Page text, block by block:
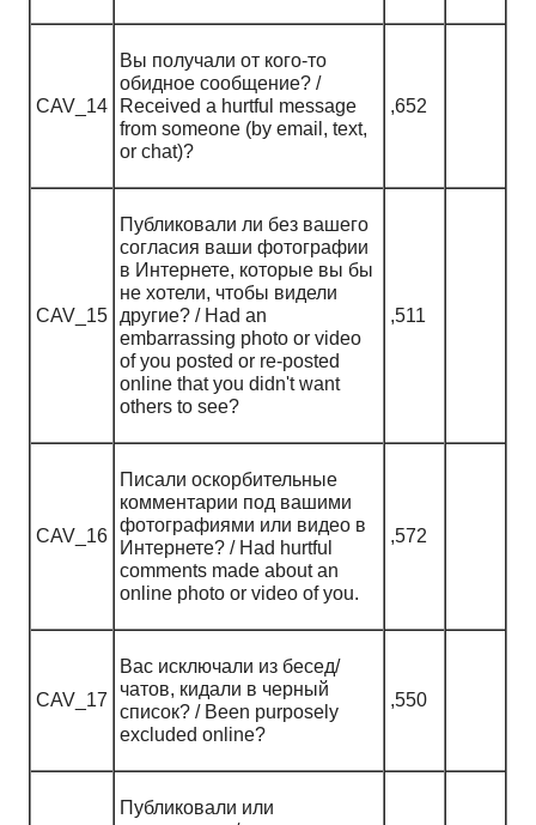
CAV_14
Вы получали от кого-то
обидное сообщение? /
Received a hurtful message
from someone (by email, text,
or chat)?
,652
CAV_15
Публиковали ли без вашего
согласия ваши фотографии
в Интернете, которые вы бы
не хотели, чтобы видели
другие? / Had an
embarrassing photo or video
of you posted or re-posted
online that you didn't want
others to see?
,511
CAV_16
Писали оскорбительные
комментарии под вашими
фотографиями или видео в
Интернете? / Had hurtful
comments made about an
online photo or video of you.
,572
CAV_17
Вас исключали из бесед/
чатов, кидали в черный
список? / Been purposely
excluded online?
,550
Публиковали или